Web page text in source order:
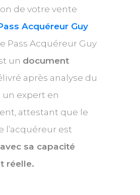
de votre vente
Acquéreur Guy
Pass Acquéreur Guy
un document
après analyse du
un expert en
attestant que le
l’acquéreur est
sa capacité
réelle.